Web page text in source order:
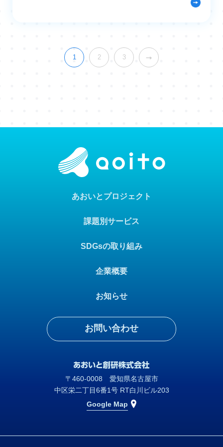
1 2 3
あおいとプロジェクト
SDGsの取り組み
お知らせ
課題別サービス
企業概要
お問い合わせ
〒460-0008 愛知県名古屋市
中区栄二丁目6番1号 RT白川ビル203
Google Map